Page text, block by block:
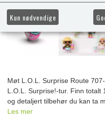
Møt L.O.L. Surprise Route
L.O.L. Surprise!-tur. Finn totalt
og detaljert tilbehør du kan ta
Les mer
Kun nødvendige